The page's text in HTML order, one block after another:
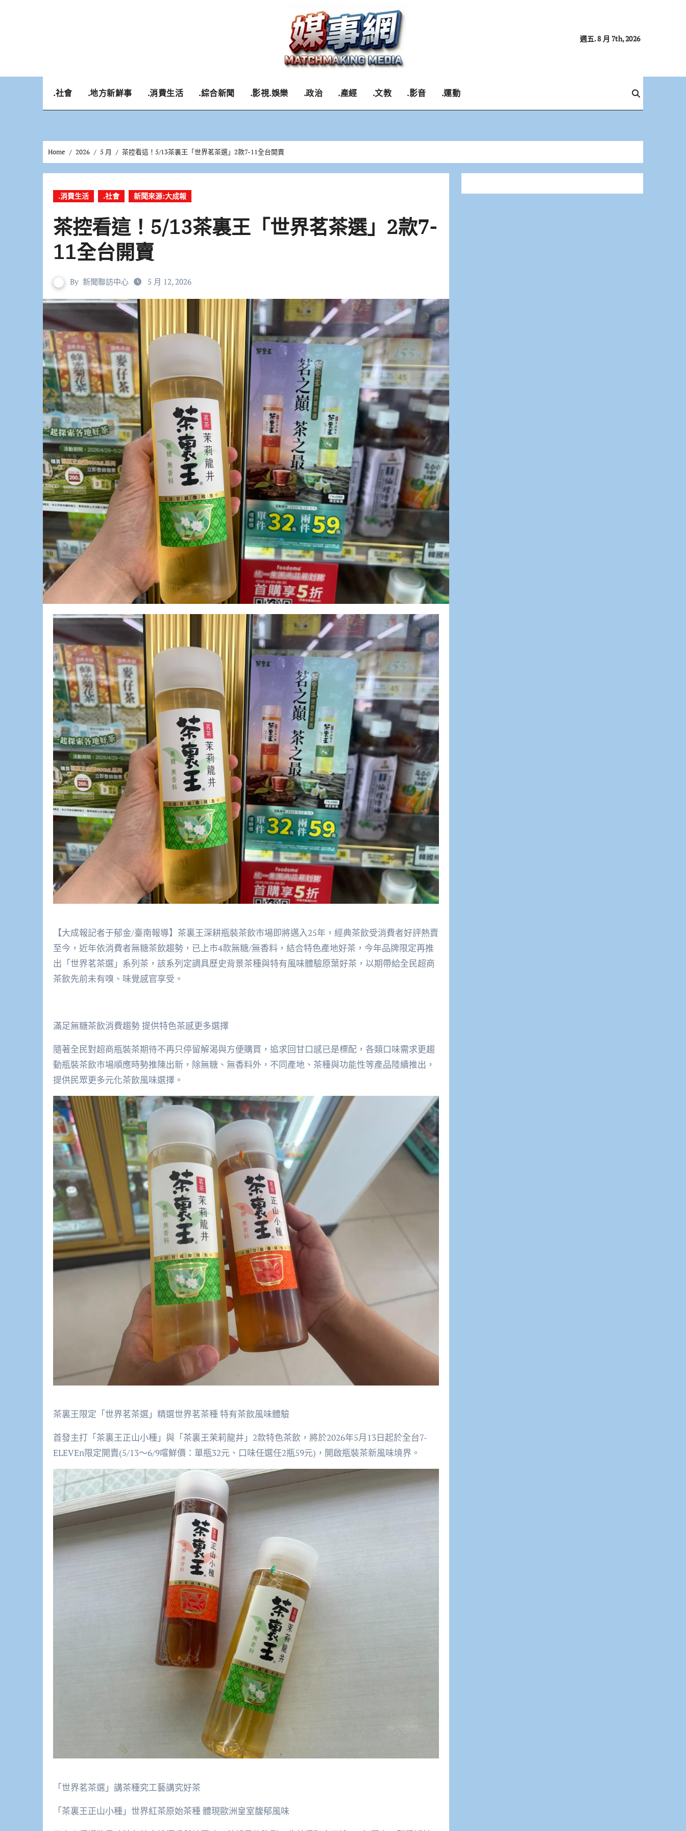
週五. 8 月 7th, 2026
.社會 .地方新鮮事 .消費生活 .綜合新聞 .影視.娛樂 .政治 .產經 .文教 .影音 .運動
Home 2026 5 月 茶控看這！5/13茶裏王「世界茗茶選」2款7-11全台開賣
.消費生活 .社會 新聞來源:大成報
茶控看這！5/13茶裏王「世界茗茶選」2款7-
11全台開賣
By 新聞聯訪中心 5 月 12, 2026
【大成報記者于郁金/臺南報導】茶裏王深耕瓶裝茶飲市場即將邁入25年，經典茶飲受消費者好評熱賣
至今，近年依消費者無糖茶飲趨勢，已上市4款無糖/無香料，結合特色產地好茶，今年品牌限定再推
出「世界茗茶選」系列茶，該系列定調具歷史背景茶種與特有風味體驗原葉好茶，以期帶給全民超商
茶飲先前未有嗅、味覺感官享受。
滿足無糖茶飲消費趨勢 提供特色茶感更多選擇
隨著全民對超商瓶裝茶期待不再只停留解渴與方便購買，追求回甘口感已是標配，各類口味需求更趨
動瓶裝茶飲市場順應時勢推陳出新，除無糖、無香料外，不同產地、茶種與功能性等產品陸續推出，
提供民眾更多元化茶飲風味選擇。
茶裏王限定「世界茗茶選」精選世界茗茶種 特有茶飲風味體驗
首發主打「茶裏王正山小種」與「茶裏王茉莉龍井」2款特色茶飲，將於2026年5月13日起於全台7-
ELEVEn限定開賣(5/13～6/9嚐鮮價：單瓶32元、口味任選任2瓶59元)，開啟瓶裝茶新風味境界。
「世界茗茶選」講茶種究工藝講究好茶
「茶裏王正山小種」世界紅茶原始茶種 體現歐洲皇室馥郁風味